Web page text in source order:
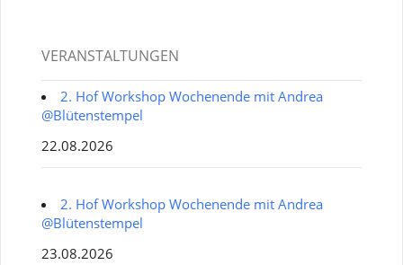
VERANSTALTUNGEN
2. Hof Workshop Wochenende mit Andrea
@Blütenstempel
22.08.2026
2. Hof Workshop Wochenende mit Andrea
@Blütenstempel
23.08.2026